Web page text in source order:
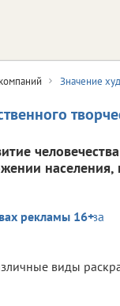
Значение
рекламы 16+
виды